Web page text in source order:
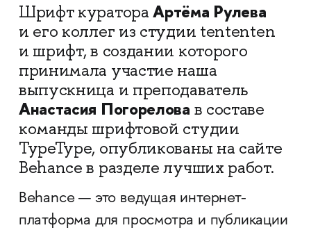
Шрифт куратораАртёма Рулева
и его коллег из студии tententen
и шрифт, в создании которого
принимала участие наша
выпускница и преподаватель
Анастасия Погорелова в составе
команды шрифтовой студии
TypeType, опубликованы на сайте
Behance в разделе лучших работ.
Behance — это ведущая интернет-
платформа для просмотра и публикации